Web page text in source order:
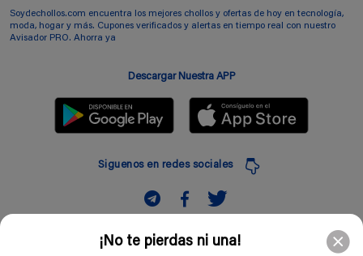
¡No te pierdas ni una!
Soydechollos.com encuentra los mejores chollos y ofertas de hoy en tecnología,
moda, hogar y más. Cupones verificados y alertas en tiempo real con nuestro
Avisador PRO. Ahorra ya
Descargar Nuestra APP
Siguenos en redes sociales
Suscribir